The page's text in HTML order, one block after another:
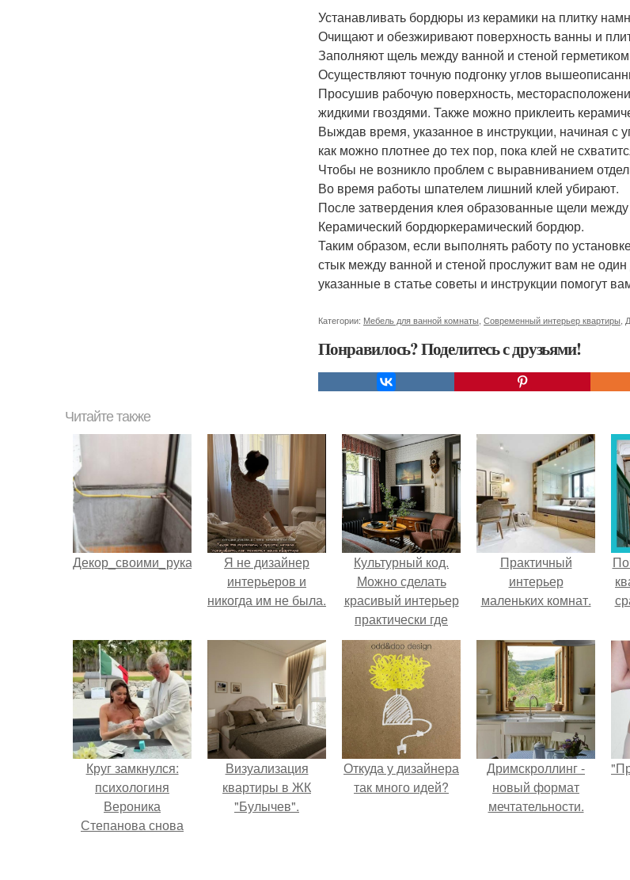
Устанавливать бордюры из керамики на плитку
Очищают и обезжиривают поверхность ванны и
Заполняют щель между ванной и стеной
Осуществляют точную подгонку углов
Просушив рабочую поверхность,
жидкими гвоздями. Также можно приклеить
Выждав время, указанное в инструкции, начиная
как можно плотнее до тех пор, пока клей не
Чтобы не возникло проблем с выравниванием
Во время работы шпателем лишний клей убирают.
После затвердения клея образованные щели
Керамический бордюркерамический бордюр.
Таким образом, если выполнять работу по
стык между ванной и стеной прослужит вам не
указанные в статье советы и инструкции помогут
Категории: Мебель для ванной комнаты Современный интерьер квартиры
Понравилось? Поделитесь с друзьями!
Читайте также
Декор_своими_руками.
Я не дизайнер
интерьеров и
никогда им не была.
Культурный код.
Можно сделать
красивый интерьер
практически где
угодно.
Практичный
интерьер
маленьких комнат.
Круг замкнулся:
психологиня
Вероника
Степанова снова
Визуализация
квартиры в ЖК
"Булычев".
Откуда у дизайнера
так много идей?
Дримскроллинг -
новый формат
мечтательности.